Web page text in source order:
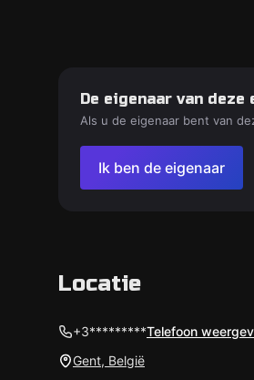
De eigenaar van
Als u de eigenaar bent van
Ik ben de eigenaar
Locatie
+3*********Telefoon
Gent, België